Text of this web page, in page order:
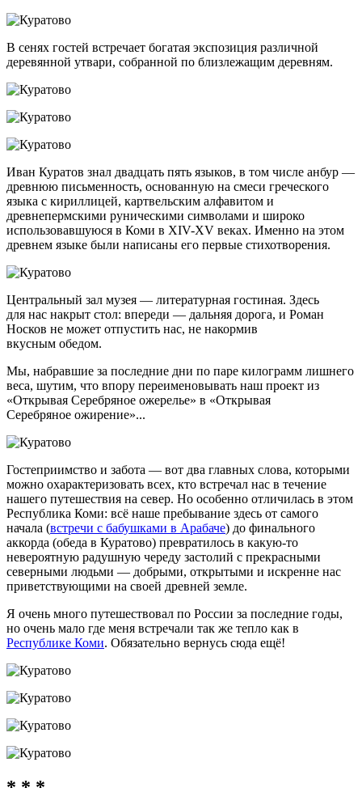
В сенях гостей встречает богатая экспозиция различной
деревянной утвари, собранной по близлежащим деревням.
Иван Куратов знал двадцать пять языков, в том числе анбур —
древнюю письменность, основанную на смеси греческого
языка с кириллицей, картвельским алфавитом и
древнепермскими руническими символами и широко
использовавшуюся в Коми в XIV-XV веках. Именно на этом
древнем языке были написаны его первые стихотворения.
Центральный зал музея — литературная гостиная. Здесь
для нас накрыт стол: впереди — дальняя дорога, и Роман
Носков не может отпустить нас, не накормив
вкусным обедом.
Мы, набравшие за последние дни по паре килограмм лишнего
веса, шутим, что впору переименовывать наш проект из
«Открывая Серебряное ожерелье» в «Открывая
Серебряное ожирение»...
Гостеприимство и забота — вот два главных слова, которыми
можно охарактеризовать всех, кто встречал нас в течение
нашего путешествия на север. Но особенно отличилась в этом
Республика Коми: всё наше пребывание здесь от самого
начала (встречи с бабушками в Арабаче) до финального
аккорда (обеда в Куратово) превратилось в какую-то
невероятную радушную череду застолий с прекрасными
северными людьми — добрыми, открытыми и искренне нас
приветствующими на своей древней земле.
Я очень много путешествовал по России за последние годы,
но очень мало где меня встречали так же тепло как в
Республике Коми. Обязательно вернусь сюда ещё!
* * *